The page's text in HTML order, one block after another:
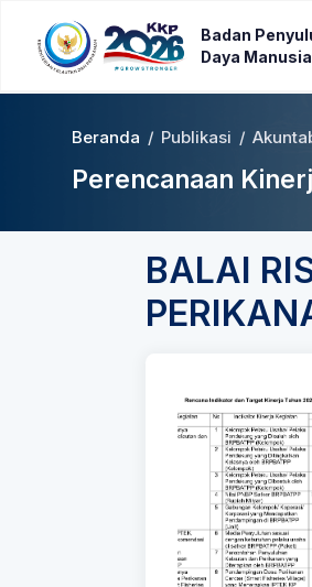
Badan
Daya
Beranda / Publikasi /
Perencanaan
BALAI